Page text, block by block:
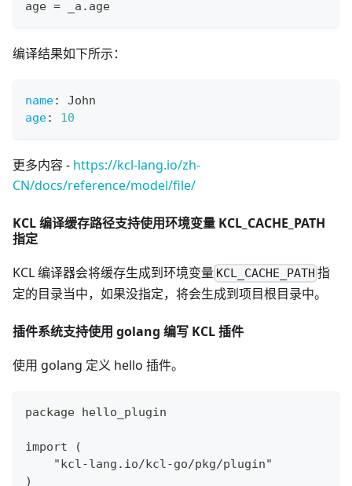
age = _a . age
编译结果如下所示：
name:
John
age: 10
更多内容 - https://kcl-lang.io/zh-
CN/docs/reference/model/file/
KCL 编译缓存路径支持使用环境变量 KCL_CACHE_PATH
指定
KCL 编译器会将缓存生成到环境变量 KCL_CACHE_PATH 指
定的目录当中，如果没指定，将会生成到项目根目录中。
插件系统支持使用 golang 编写 KCL 插件
使用 golang 定义 hello 插件。
package hello_plugin
import (
    "kcl-lang.io/kcl-go/pkg/plugin"
)